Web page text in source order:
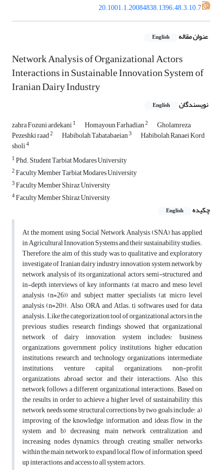
20.1001.1.20084838.1396.48.3.10.7
عنوان مقاله English
Network Analysis of Organizational Actors
Interactions in Sustainable Innovation System of
Iranian Dairy Industry
نویسندگان English
zahra Fozuni ardekani1 Homayoun Farhadian2 Gholamreza
Pezeshki raad2 Habibolah Tabatabaeian3 Habibolah Ranaei Kord
sholi4
1Phd. Student Tarbiat Modares University
2Faculty Member Tarbiat Modares University
3Faculty Member Shiraz University
4Faculty Member Shiraz University
چکیده
English
At the moment, using Social Network Analysis (SNA) has applied
in Agricultural Innovation Systems and their sustainability studies.
Therefore, the aim of this study was to qualitative and exploratory
investigate of Iranian dairy industry innovation system network by
network analysis of its organizational actors, semi-structured and
in-depth interviews of key informants (at macro and meso level
analysis (n=26)) and subject matter specialists (at micro level
analysis (n=20)). Also, ORA and Atlas. ti softwares used for data
analysis. Like the categorization tool of organizational actors in the
previous studies, research findings showed that organizational
network of dairy innovation system includes: business
organizations, government policy institutions, higher education
institutions, research and technology organizations, intermediate
institutions, venture capital organizations, non-profit
organizations, abroad sector, and their interactions. Also, this
network follows a different organizational interactions. Based on
the results, in order to achieve a higher level of sustainability, this
network needs some structural corrections by two goals include: a)
improving of the knowledge, information, and ideas flow in the
system, and b) decreasing main network centralization and
increasing nodes dynamics through creating smaller networks
within the main network to expand local flow of information, speed
up interactions, and access to all system actors.